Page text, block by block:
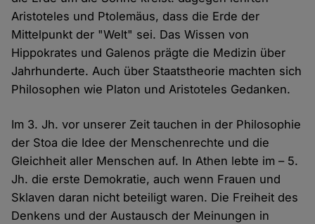
Aristoteles und Ptolemäus, dass die Erde der
Mittelpunkt der "Welt" sei. Das Wissen von
Hippokrates und Galenos prägte die Medizin über
Jahrhunderte. Auch über Staatstheorie machten sich
Philosophen wie Platon und Aristoteles Gedanken.
Im 3. Jh. vor unserer Zeit tauchen in der Philosophie
der Stoa die Idee der Menschenrechte und die
Gleichheit aller Menschen auf. In Athen lebte im – 5.
Jh. die erste Demokratie, auch wenn Frauen und
Sklaven daran nicht beteiligt waren. Die Freiheit des
Denkens und der Austausch der Meinungen in